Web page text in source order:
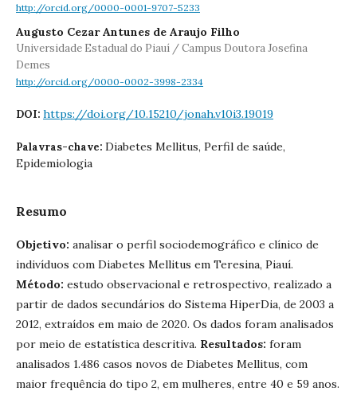
http://orcid.org/0000-0001-9707-5233
Augusto Cezar Antunes de Araujo Filho
Universidade Estadual do Piauí / Campus Doutora Josefina
Demes
http://orcid.org/0000-0002-3998-2334
DOI: https://doi.org/10.15210/jonah.v10i3.19019
Palavras-chave: Diabetes Mellitus, Perfil de saúde,
Epidemiologia
Resumo
Objetivo: analisar o perfil sociodemográfico e clínico de
indivíduos com Diabetes Mellitus em Teresina, Piauí.
Método: estudo observacional e retrospectivo, realizado a
partir de dados secundários do Sistema HiperDia, de 2003 a
2012, extraídos em maio de 2020. Os dados foram analisados
por meio de estatística descritiva. Resultados: foram
analisados 1.486 casos novos de Diabetes Mellitus, com
maior frequência do tipo 2, em mulheres, entre 40 e 59 anos.